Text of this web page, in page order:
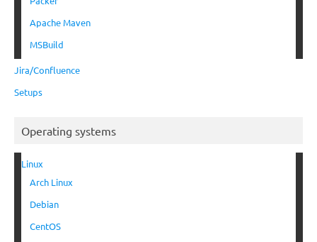
Apache Maven
MSBuild
Jira/Confluence
Setups
Operating systems
Linux
Arch Linux
Debian
CentOS